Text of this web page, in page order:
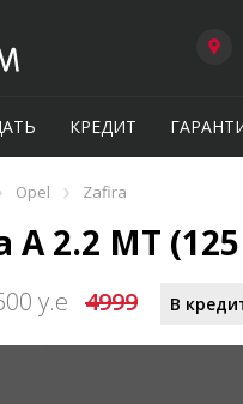
КРЕДИТ
Opel › Zafira
A 2.2 MT
у.е 4999 В